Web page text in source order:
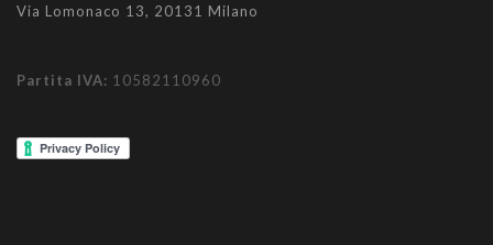
Via Lomonaco 13, 20131 Milano
Partita IVA: 10582110960